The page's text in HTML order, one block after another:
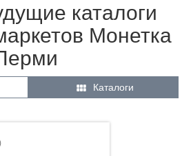
каталоги
Монетка
 Каталоги